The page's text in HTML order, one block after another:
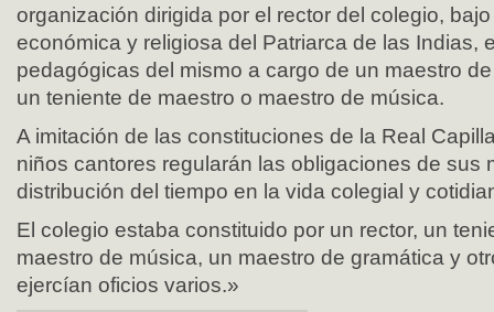
organización dirigida por el rector del colegio,
económica y religiosa del Patriarca de las Indias,
pedagógicas del mismo a cargo de un maestro
un teniente de maestro o maestro de música.
A imitación de las constituciones de la Real
niños cantores regularán las obligaciones de sus
distribución del tiempo en la vida colegial y
El colegio estaba constituido por un rector, un
maestro de música, un maestro de gramática y
ejercían oficios varios.»